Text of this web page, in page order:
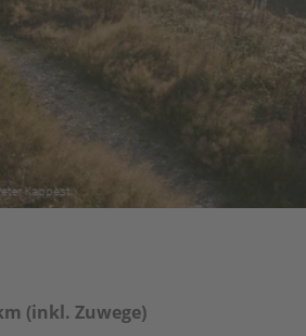
(inkl. Zuwege)